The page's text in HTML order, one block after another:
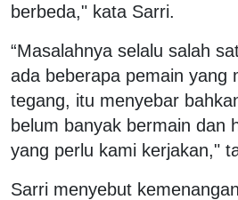
berbeda," kata Sarri.
“Masalahnya selalu salah
ada beberapa pemain yang
tegang, itu menyebar
belum banyak bermain dan
yang perlu kami kerjakan,"
Sarri menyebut